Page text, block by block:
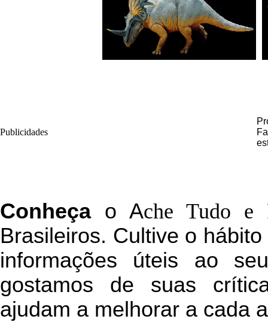
Publicidades
Conheçao Ache Tudo e
Brasileiros. Cultive o
informações úteis ao
gostamos de suas
ajudam a melhorar a cada